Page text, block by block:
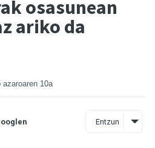
osasunean
ariko da
azaroaren 10a
Entzun